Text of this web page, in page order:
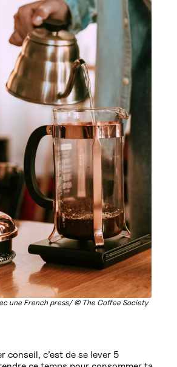
une French press/©The Coffee Society
conseil, c’est de se lever 5